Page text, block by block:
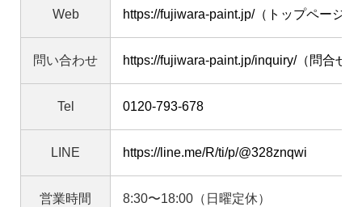
Web https://fujiwara-paint.jp/（トップページ）
問い合わせ https://fujiwara-paint.jp/inquiry/（問合せ
Tel 0120-793-678
LINE https://line.me/R/ti/p/@328znqwi
営業時間 8:30〜18:00（日曜定休）